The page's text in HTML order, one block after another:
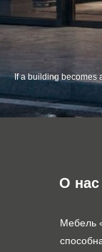
If a building becomes
Мебель
О нас